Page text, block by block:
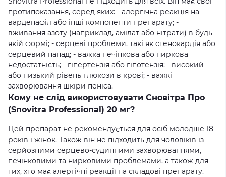
протипоказання, серед яких: - алергічна реакція на
варденафіл або інші компоненти препарату; -
вживання азоту (наприклад, амілат або нітрати) в будь-
якій формі; - серцеві проблеми, такі як стенокардія або
серцевий напад; - важка печінкова або ниркова
недостатність; - гіпертензія або гіпотензія; - високий
або низький рівень глюкози в крові; - важкі
захворювання шкіри пеніса.
Кому не слід використовувати Сновітра Про
(Snovitra Professional) 20 мг?
Цей препарат не рекомендується для осіб молодше 18
років і жінок. Також він не підходить для чоловіків із
серйозними серцево-судинними захворюваннями,
печінковими та нирковими проблемами, а також для
тих, хто має алергічні реакції на складові препарату.